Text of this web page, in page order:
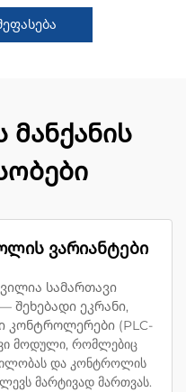
მანქანის
ვარიანტები
სამართავი
შეხებადი ეკრანი,
კონტროლერები (PLC-
მოდული, რომლებიც
და კონტროლის
მარტივად მართვას.